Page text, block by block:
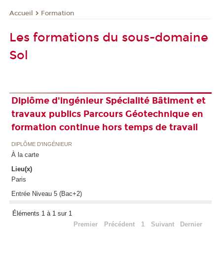
Accueil Formation
Les formations du sous-domaine
Sol
Diplôme d'ingénieur Spécialité Bâtiment et
travaux publics Parcours Géotechnique en
formation continue hors temps de travail
DIPLÔME D'INGÉNIEUR
À la carte
Lieu(x)
Paris
Entrée Niveau 5 (Bac+2)
Éléments 1 à 1 sur 1
Premier
Précédent 1 Suivant Dernier